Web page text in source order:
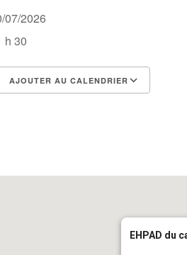
07/2026
h 30
AJOUTER AU CALENDRIER
EHPAD du